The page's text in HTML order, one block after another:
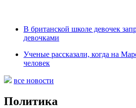
В британской школе девочек
девочками
Ученые рассказали, когда на
человек
все новости
Политика